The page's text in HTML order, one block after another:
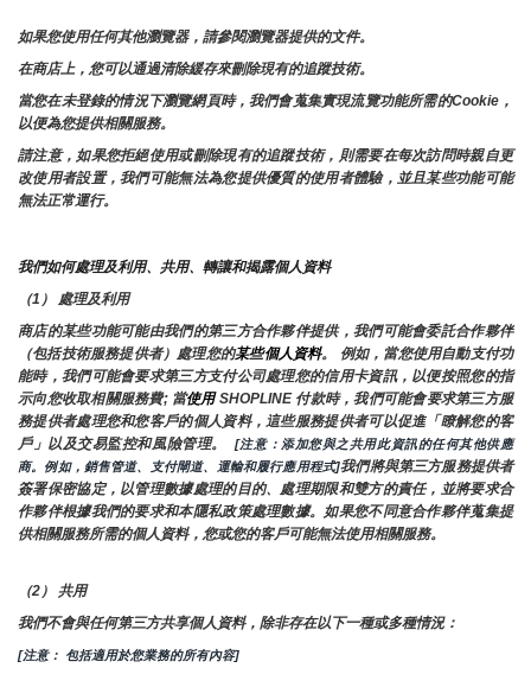
如果您使用任何其他瀏覽器，請參閱瀏覽器提供的文件。
在商店上，您可以通過清除緩存來刪除現有的追蹤技術。
當您在未登錄的情況下瀏覽網頁時，我們會蒐集實現流覽功能所需的Cookie，
以便為您提供相關服務。
請注意，如果您拒絕使用或刪除現有的追蹤技術，則需要在每次訪問時親自更
改使用者設置，我們可能無法為您提供優質的使用者體驗，並且某些功能可能
無法正常運行。
我們如何處理及利用、共用、轉讓和揭露個人資料
（1） 處理及利用
商店的某些功能可能由我們的第三方合作夥伴提供，我們可能會委託合作夥伴
（包括技術服務提供者）處理您的某些個人資料。 例如，當您使用自動支付功
能時，我們可能會要求第三方支付公司處理您的信用卡資訊，以便按照您的指
示向您收取相關服務費; 當使用 SHOPLINE 付款時，我們可能會要求第三方服
務提供者處理您和您客戶的個人資料，這些服務提供者可以促進「瞭解您的客
戶」以及交易監控和風險管理。
[注意：添加您與之共用此資訊的任何其他供應
商。例如，銷售管道、支付閘道、運輸和履行應用程式]我們將與第三方服務提供者
簽署保密協定，以管理數據處理的目的、處理期限和雙方的責任，並將要求合
作夥伴根據我們的要求和本隱私政策處理數據。如果您不同意合作夥伴蒐集提
供相關服務所需的個人資料，您或您的客戶可能無法使用相關服務。
（2） 共用
我們不會與任何第三方共享個人資料，除非存在以下一種或多種情況：
[注意： 包括適用於您業務的所有內容]